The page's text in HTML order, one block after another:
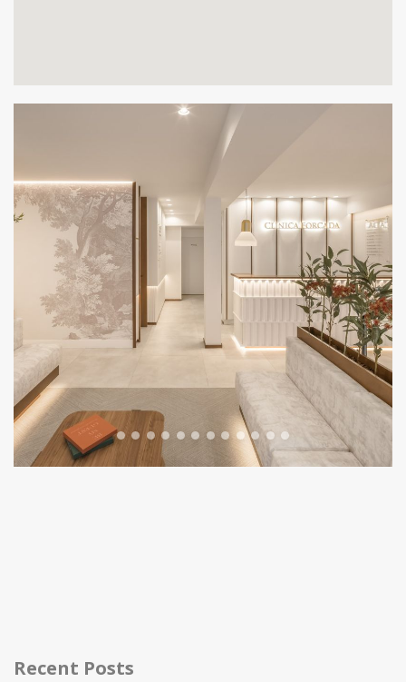
Recent Posts